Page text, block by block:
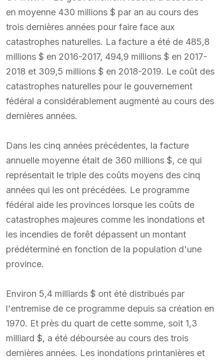
en moyenne 430 millions $ par an au cours des
trois dernières années pour faire face aux
catastrophes naturelles. La facture a été de 485,8
millions $ en 2016-2017, 494,9 millions $ en 2017-
2018 et 309,5 millions $ en 2018-2019. Le coût des
catastrophes naturelles pour le gouvernement
fédéral a considérablement augmenté au cours des
dernières années.
Dans les cinq années précédentes, la facture
annuelle moyenne était de 360 millions $, ce qui
représentait le triple des coûts moyens des cinq
années qui les ont précédées. Le programme
fédéral aide les provinces lorsque les coûts de
catastrophes majeures comme les inondations et
les incendies de forêt dépassent un montant
prédéterminé en fonction de la population d'une
province.
Environ 5,4 milliards $ ont été distribués par
l'entremise de ce programme depuis sa création en
1970. Et près du quart de cette somme, soit 1,3
milliard $, a été déboursée au cours des trois
dernières années. Les inondations printanières et